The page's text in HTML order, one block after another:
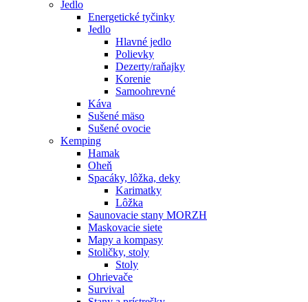
Jedlo
Energetické tyčinky
Jedlo
Hlavné jedlo
Polievky
Dezerty/raňajky
Korenie
Samoohrevné
Káva
Sušené mäso
Sušené ovocie
Kemping
Hamak
Oheň
Spacáky, lôžka, deky
Karimatky
Lôžka
Saunovacie stany MORZH
Maskovacie siete
Mapy a kompasy
Stoličky, stoly
Stoly
Ohrievače
Survival